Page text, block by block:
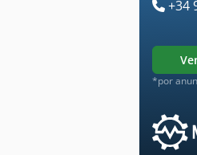
+34
*por